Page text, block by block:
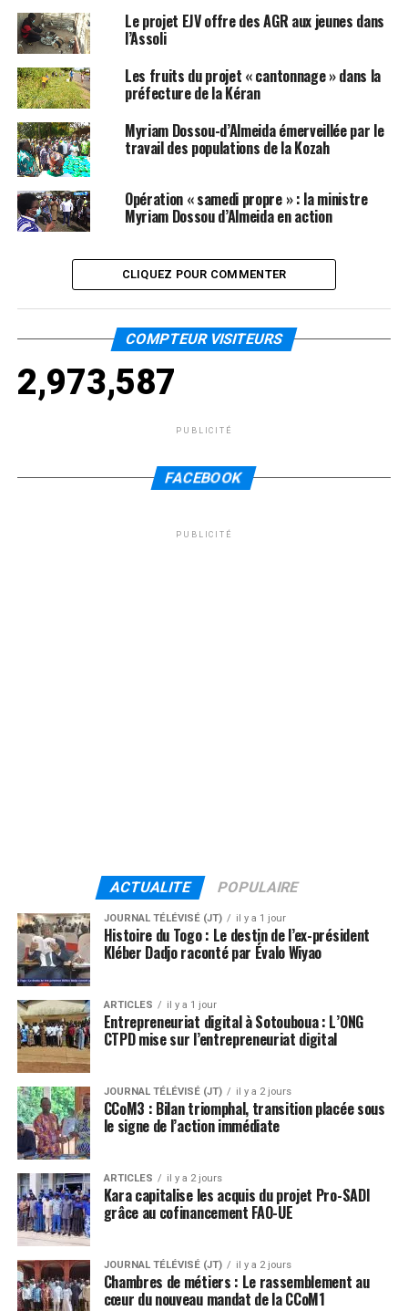
Le projet EJV offre des AGR aux jeunes dans
l’Assoli
Les fruits du projet « cantonnage » dans la
préfecture de la Kéran
Myriam Dossou-d’Almeida émerveillée par le
travail des populations de la Kozah
Opération « samedi propre » : la ministre
Myriam Dossou d’Almeida en action
CLIQUEZ POUR COMMENTER
COMPTEUR VISITEURS
2,973,587
PUBLICITÉ
FACEBOOK
PUBLICITÉ
ACTUALITE POPULAIRE
JOURNAL TÉLÉVISÉ (JT) il y a 1 jour
Histoire du Togo : Le destin de l’ex-président
Kléber Dadjo raconté par Évalo Wiyao
ARTICLES il y a 1 jour
Entrepreneuriat digital à Sotouboua : L’ONG
CTPD mise sur l’entrepreneuriat digital
JOURNAL TÉLÉVISÉ (JT) il y a 2 jours
CCoM3 : Bilan triomphal, transition placée sous
le signe de l’action immédiate
ARTICLES il y a 2 jours
Kara capitalise les acquis du projet Pro-SADI
grâce au cofinancement FAO-UE
JOURNAL TÉLÉVISÉ (JT) il y a 2 jours
Chambres de métiers : Le rassemblement au
cœur du nouveau mandat de la CCoM1